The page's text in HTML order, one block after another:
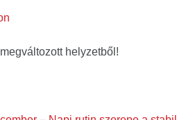
helyzetből!